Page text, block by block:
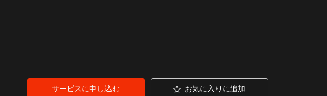
サービスに申し込む お気に入りに追加